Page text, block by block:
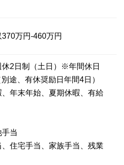
万円-460万円
休2日制（土日）※年間休日
途、有休奨励日年間4日）
、年末年始、夏期休暇、有給
手当
住宅手当、家族手当、残業